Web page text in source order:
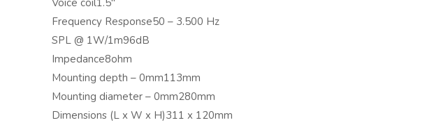
Voice coil1.5″
Frequency Response50 – 3.500 Hz
SPL @ 1W/1m96dB
Impedance8ohm
Mounting depth – 0mm113mm
Mounting diameter – 0mm280mm
Dimensions (L x W x H)311 x 120mm